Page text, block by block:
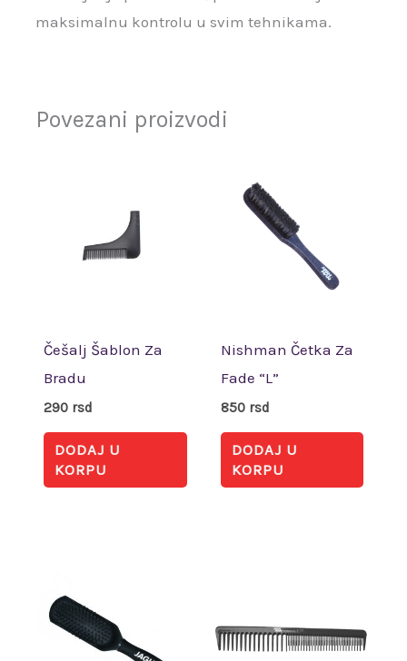
maksimalnu kontrolu u svim tehnikama.
Povezani proizvodi
Češalj Šablon Za
Bradu
290 rsd
DODAJ U
KORPU
Nishman Četka Za
Fade “L”
850 rsd
DODAJ U
KORPU